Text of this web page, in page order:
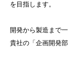
を目指します。
開発から製造まで
貴社の「企画開発